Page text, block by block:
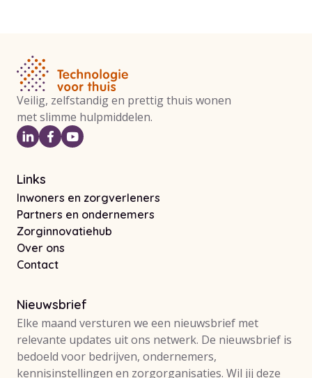
Veilig, zelfstandig en prettig thuis wonen
met slimme hulpmiddelen.
Links
Inwoners en zorgverleners
Partners en ondernemers
Zorginnovatiehub
Over ons
Contact
Nieuwsbrief
Elke maand versturen we een nieuwsbrief met
relevante updates uit ons netwerk. De nieuwsbrief is
bedoeld voor bedrijven, ondernemers,
kennisinstellingen en zorgorganisaties. Wil jij deze